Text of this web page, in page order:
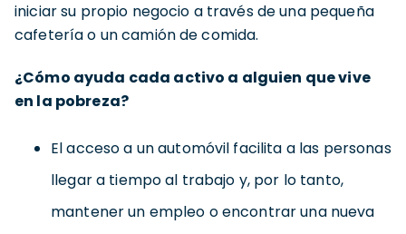
iniciar su propio negocio a través de una pequeña
cafetería o un camión de comida.
¿Cómo ayuda cada activo a alguien que vive
en la pobreza?
El acceso a un automóvil facilita a las personas
llegar a tiempo al trabajo y, por lo tanto,
mantener un empleo o encontrar una nueva